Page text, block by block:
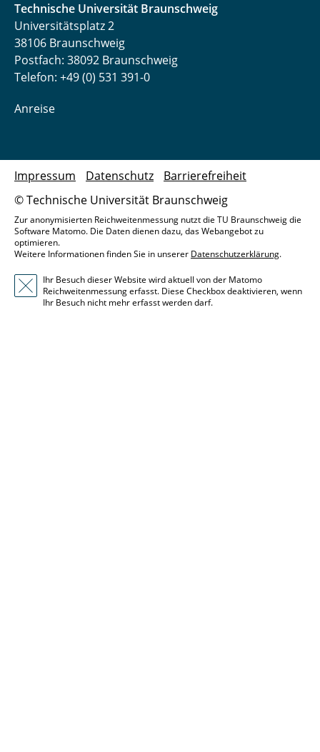
Technische Universität Braunschweig
Universitätsplatz 2
38106 Braunschweig
Postfach: 38092 Braunschweig
Telefon: +49 (0) 531 391-0
Anreise
© Technische Universität Braunschweig
Impressum Datenschutz Barrierefreiheit
Zur anonymisierten Reichweitenmessung nutzt die TU Braunschweig die
Software Matomo. Die Daten dienen dazu, das Webangebot zu
optimieren.
Weitere Informationen finden Sie in unserer Datenschutzerklärung.
Ihr Besuch dieser Website wird aktuell von der Matomo
Reichweitenmessung erfasst. Diese Checkbox deaktivieren, wenn
Ihr Besuch nicht mehr erfasst werden darf.